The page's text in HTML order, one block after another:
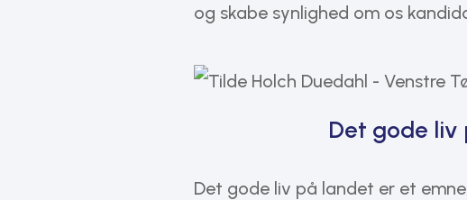
og skabe synlighed om os
Det gode
Det gode liv på landet er et